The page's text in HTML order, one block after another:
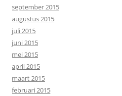
september 2015
augustus 2015
juli 2015
juni 2015
mei 2015
april 2015
maart 2015
februari 2015